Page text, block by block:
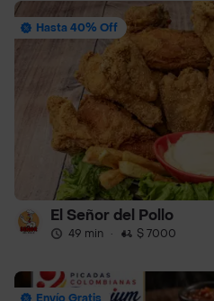
Hasta 40% Off
El Señor del Pollo
49 min · $ 7000